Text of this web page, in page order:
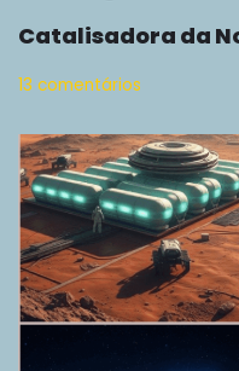
Catalisadora da
13 comentários